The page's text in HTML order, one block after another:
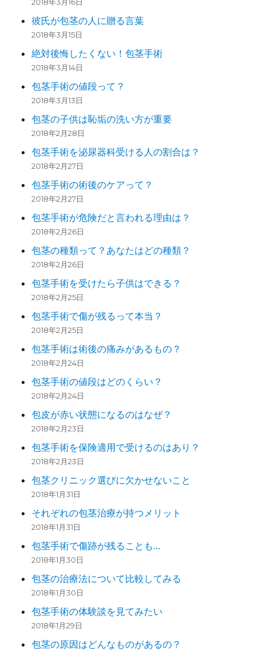
彼氏が包茎の人に贈る言葉
2018年3月15日
絶対後悔したくない！包茎手術
2018年3月14日
包茎手術の値段って？
2018年3月13日
包茎の子供は恥垢の洗い方が重要
2018年2月28日
包茎手術を泌尿器科受ける人の割合は？
2018年2月27日
包茎手術の術後のケアって？
2018年2月27日
包茎手術が危険だと言われる理由は？
2018年2月26日
包茎の種類って？あなたはどの種類？
2018年2月26日
包茎手術を受けたら子供はできる？
2018年2月25日
包茎手術で傷が残るって本当？
2018年2月25日
包茎手術は術後の痛みがあるもの？
2018年2月24日
包茎手術の値段はどのくらい？
2018年2月24日
包皮が赤い状態になるのはなぜ？
2018年2月23日
包茎手術を保険適用で受けるのはあり？
2018年2月23日
包茎クリニック選びに欠かせないこと
2018年1月31日
それぞれの包茎治療が持つメリット
2018年1月31日
包茎手術で傷跡が残ることも…
2018年1月30日
包茎の治療法について比較してみる
2018年1月30日
包茎手術の体験談を見てみたい
2018年1月29日
包茎の原因はどんなものがあるの？